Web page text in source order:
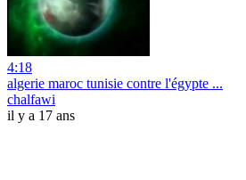
4:18
algerie maroc tunisie contre l'égypte ...
chalfawi
il y a 17 ans